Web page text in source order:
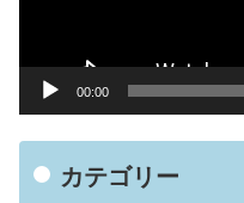
00:00
カテゴリー